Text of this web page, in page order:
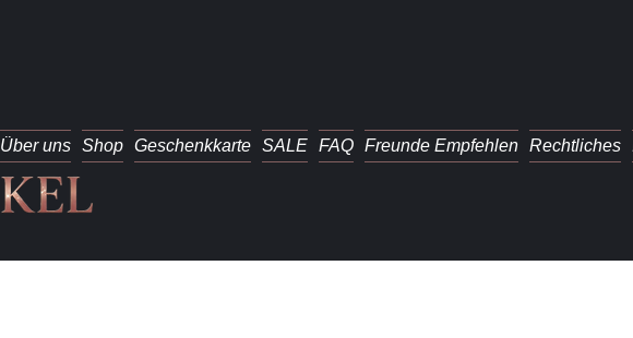
Über uns Shop Geschenkkarte SALE FAQ Freunde Empfehlen Rechtliches